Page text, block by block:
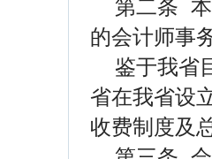
第二条
的会计师事
鉴于我省
省在我省设
收费制度及